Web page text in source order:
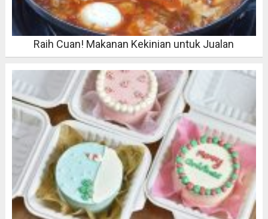
Raih Cuan! Makanan Kekinian untuk Jualan